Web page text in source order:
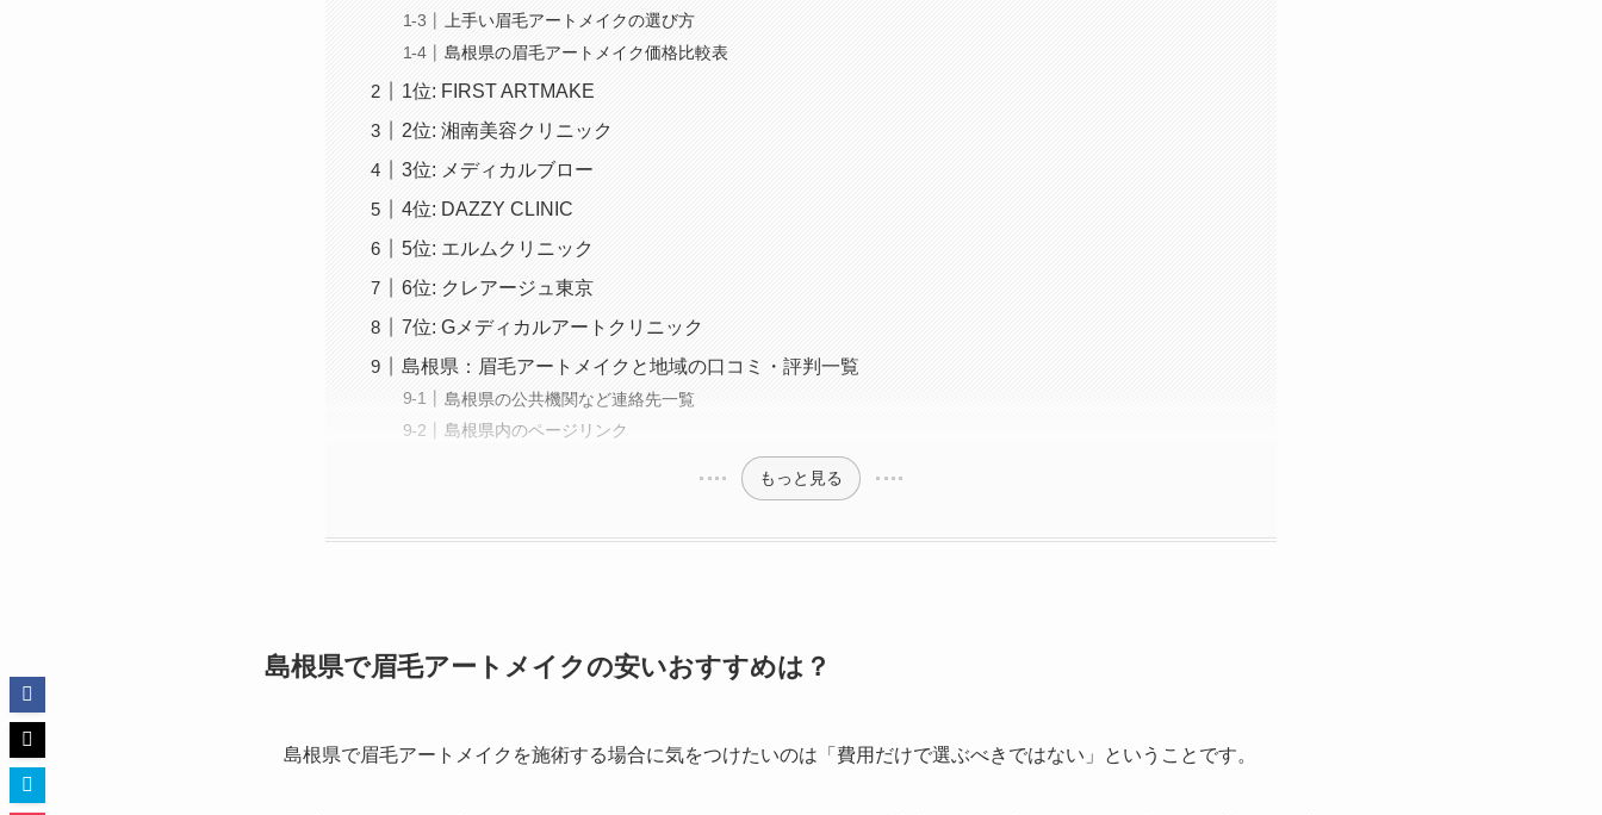
上手い眉毛アートメイクの選び方
島根県の眉毛アートメイク価格比較表
1位: FIRST ARTMAKE
2位: 湘南美容クリニック
3位: メディカルブロー
4位: DAZZY CLINIC
5位: エルムクリニック
6位: クレアージュ東京
7位: Gメディカルアートクリニック
島根県：眉毛アートメイクと地域の口コミ・評判一覧
島根県の公共機関など連絡先一覧
島根県内のページリンク
もっと見る
島根県で眉毛アートメイクの安いおすすめは？
島根県で眉毛アートメイクを施術する場合に気をつけたいのは 「費用だけで選ぶべきではない」ということです。